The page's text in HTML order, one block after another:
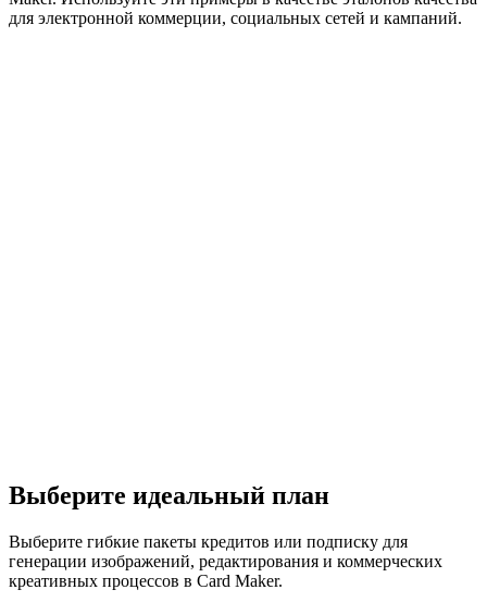
для электронной коммерции, социальных сетей и кампаний.
Выберите идеальный план
Выберите гибкие пакеты кредитов или подписку для
генерации изображений, редактирования и коммерческих
креативных процессов в Card Maker.